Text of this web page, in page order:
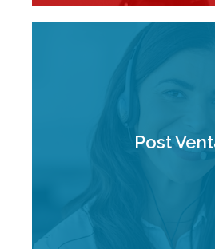
Post
Nuestro servicio
garantiza el
funcionamiento de
equipos y asegura la
de nuestros